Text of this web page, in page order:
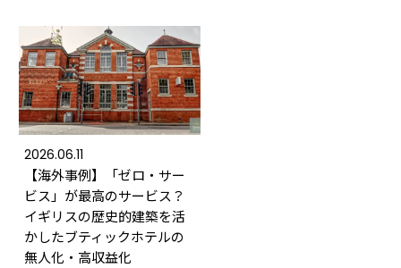
2026.06.11
【海外事例】「ゼロ・サー
ビス」が最高のサービス？
イギリスの歴史的建築を活
かしたブティックホテルの
無人化・高収益化